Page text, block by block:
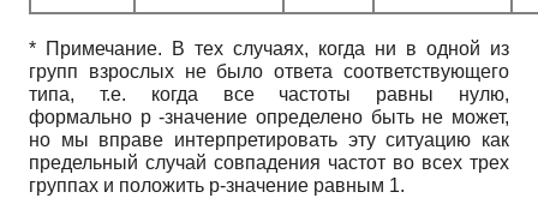
* Примечание. В тех случаях, когда ни в одной из
групп взрослых не было ответа соответствующего
типа, т.е. когда все частоты равны нулю,
формально p-значение определено быть не может,
но мы вправе интерпретировать эту ситуацию как
предельный случай совпадения частот во всех трех
группах и положить p-значение равным 1.